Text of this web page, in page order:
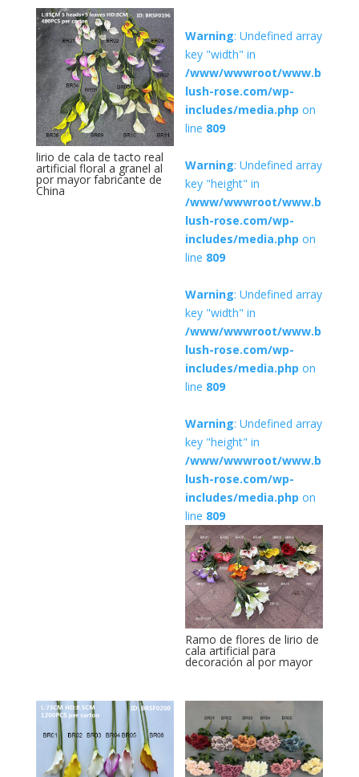
lirio de cala de tacto real
artificial floral a granel al
por mayor fabricante de
China
Warning: Undefined array
key "width" in
/www/wwwroot/www.b
lush-rose.com/wp-
includes/media.php on
line 809
Warning: Undefined array
key "height" in
/www/wwwroot/www.b
lush-rose.com/wp-
includes/media.php on
line 809
Warning: Undefined array
key "width" in
/www/wwwroot/www.b
lush-rose.com/wp-
includes/media.php on
line 809
Warning: Undefined array
key "height" in
/www/wwwroot/www.b
lush-rose.com/wp-
includes/media.php on
line 809
Ramo de flores de lirio de
cala artificial para
decoración al por mayor